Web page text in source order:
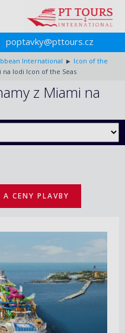
poptavky@pttours.cz
International
Icon of the
na lodi Icon of the Seas
z Miami na
CENY PLAVBY